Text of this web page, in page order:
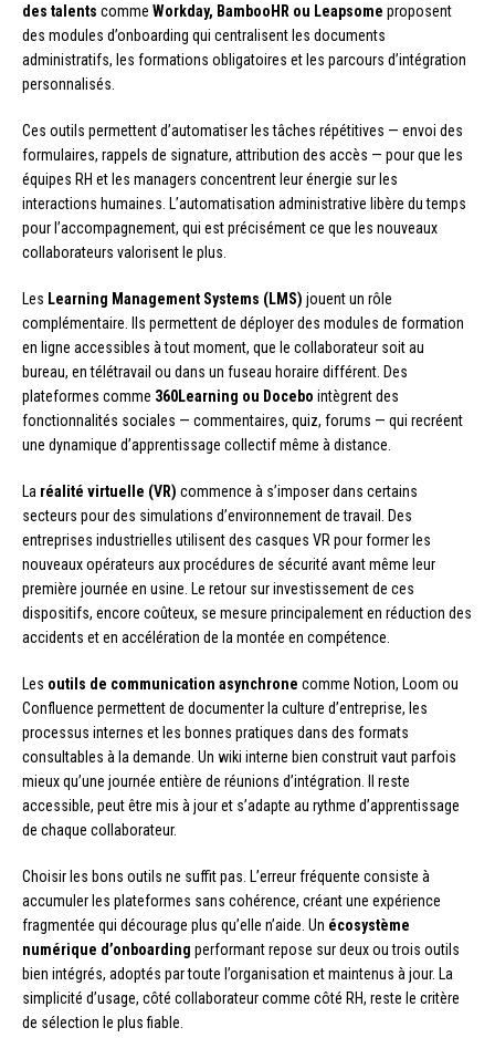
des talents comme Workday, BambooHR ou Leapsome proposent
des modules d’onboarding qui centralisent les documents
administratifs, les formations obligatoires et les parcours d’intégration
personnalisés.
Ces outils permettent d’automatiser les tâches répétitives — envoi des
formulaires, rappels de signature, attribution des accès — pour que les
équipes RH et les managers concentrent leur énergie sur les
interactions humaines. L’automatisation administrative libère du temps
pour l’accompagnement, qui est précisément ce que les nouveaux
collaborateurs valorisent le plus.
Les Learning Management Systems (LMS) jouent un rôle
complémentaire. Ils permettent de déployer des modules de formation
en ligne accessibles à tout moment, que le collaborateur soit au
bureau, en télétravail ou dans un fuseau horaire différent. Des
plateformes comme 360Learning ou Docebo intègrent des
fonctionnalités sociales — commentaires, quiz, forums — qui recréent
une dynamique d’apprentissage collectif même à distance.
La réalité virtuelle (VR) commence à s’imposer dans certains
secteurs pour des simulations d’environnement de travail. Des
entreprises industrielles utilisent des casques VR pour former les
nouveaux opérateurs aux procédures de sécurité avant même leur
première journée en usine. Le retour sur investissement de ces
dispositifs, encore coûteux, se mesure principalement en réduction des
accidents et en accélération de la montée en compétence.
Les outils de communication asynchrone comme Notion, Loom ou
Confluence permettent de documenter la culture d’entreprise, les
processus internes et les bonnes pratiques dans des formats
consultables à la demande. Un wiki interne bien construit vaut parfois
mieux qu’une journée entière de réunions d’intégration. Il reste
accessible, peut être mis à jour et s’adapte au rythme d’apprentissage
de chaque collaborateur.
Choisir les bons outils ne suffit pas. L’erreur fréquente consiste à
accumuler les plateformes sans cohérence, créant une expérience
fragmentée qui décourage plus qu’elle n’aide. Un écosystème
numérique d’onboarding performant repose sur deux ou trois outils
bien intégrés, adoptés par toute l’organisation et maintenus à jour. La
simplicité d’usage, côté collaborateur comme côté RH, reste le critère
de sélection le plus fiable.